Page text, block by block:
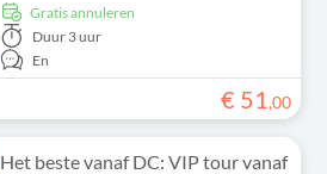
Gratis annuleren
Duur 3 uur
En
€ 51,00
Het beste vanaf DC: VIP tour vanaf